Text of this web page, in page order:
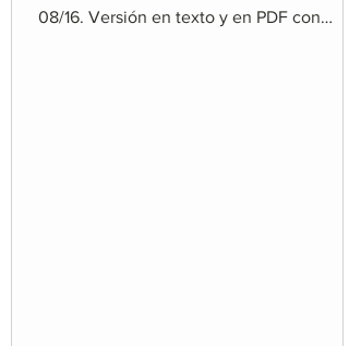
08/16. Versión en texto y en PDF con